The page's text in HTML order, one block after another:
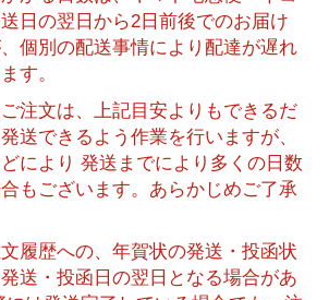
日の翌日から2日前後でのお届け
個別の配送事情により配達が遅れ
す。
注文は、上記目安よりもできるだ
送できるよう作業を行いますが、
により 発送までにより多くの日数
もございます。あらかじめご了承
履歴への、年賀状の発送・投函状
送・投函日の翌日となる場合があ